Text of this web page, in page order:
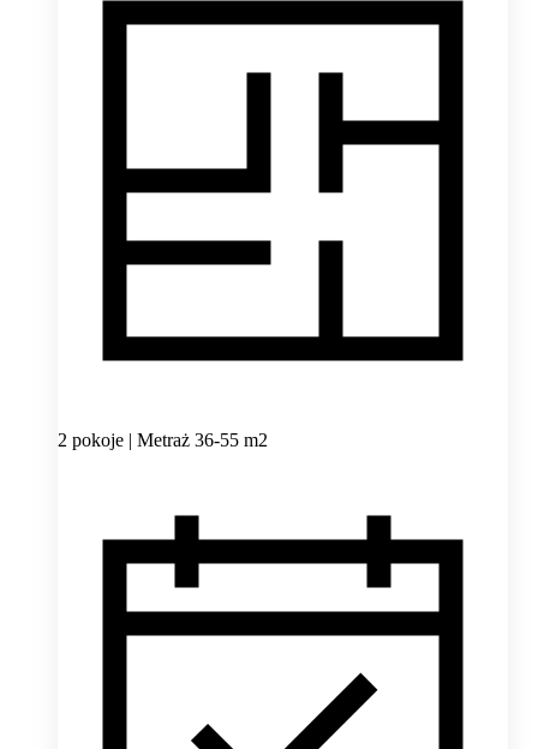
2 pokoje | Metraż 36-55 m2